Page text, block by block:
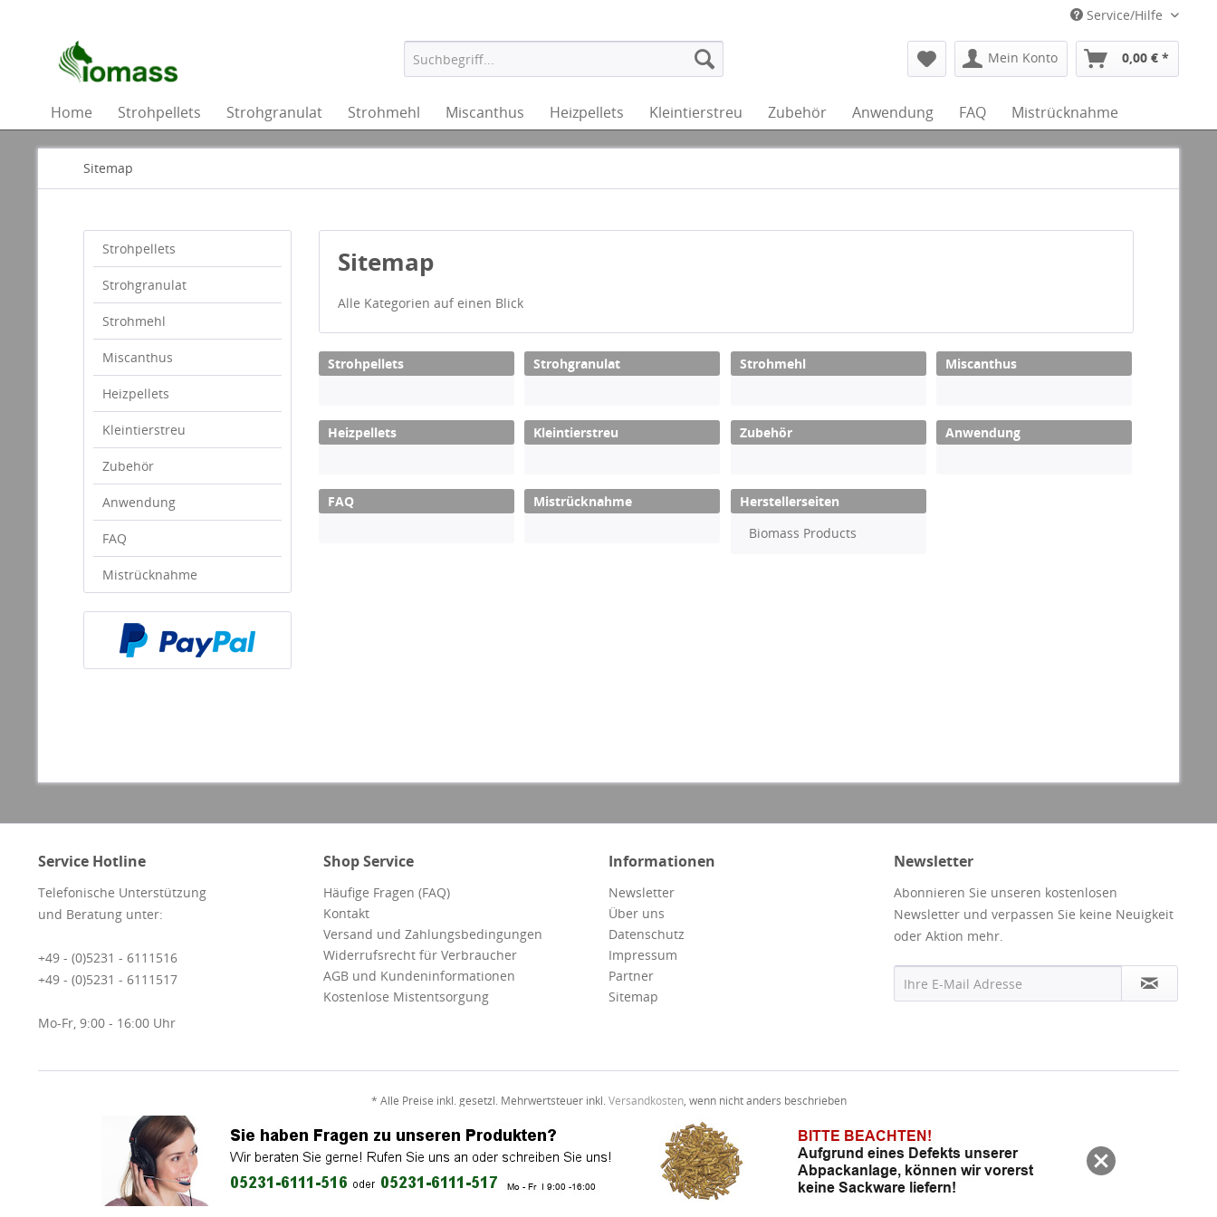
Service/Hilfe
Mein Konto 0,00 € *
Home Strohpellets Strohgranulat Strohmehl Miscanthus Heizpellets Kleintierstreu Zubehör Anwendung FAQ Mistrücknahme
Sitemap
Strohpellets
Strohgranulat
Strohmehl
Miscanthus
Heizpellets
Kleintierstreu
Zubehör
Anwendung
FAQ
Mistrücknahme
Sitemap
Alle Kategorien auf einen Blick
Strohpellets Strohgranulat Strohmehl Miscanthus
Heizpellets Kleintierstreu Zubehör Anwendung
FAQ Mistrücknahme
Herstellerseiten
Biomass Products
Service Hotline
Telefonische Unterstützung
und Beratung unter:
+49 - (0)5231 - 6111516
+49 - (0)5231 - 6111517
Mo-Fr, 9:00 - 16:00 Uhr
Shop Service
Häufige Fragen (FAQ)
Kontakt
Versand und Zahlungsbedingungen
Widerrufsrecht für Verbraucher
AGB und Kundeninformationen
Kostenlose Mistentsorgung
Informationen
Newsletter
Über uns
Datenschutz
Impressum
Partner
Sitemap
Newsletter
Abonnieren Sie unseren kostenlosen
Newsletter und verpassen Sie keine Neuigkeit
oder Aktion mehr.
* Alle Preise inkl. gesetzl. Mehrwertsteuer inkl. Versandkosten, wenn nicht anders beschrieben